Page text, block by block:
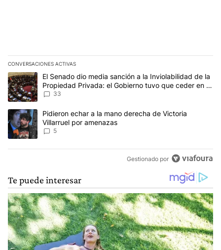
CONVERSACIONES ACTIVAS
Este listado muestra los artículos con más comentarios en los
Un artículo de tendencia con el título "El Senado dio media
El Senado dio media sanción a la Inviolabilidad de la
Propiedad Privada: el Gobierno tuvo que ceder en la
Ley del Manejo del Fuego
33
Un artículo de tendencia con el título "Pidieron echar a la mano
Pidieron echar a la mano derecha de Victoria
Villarruel por amenazas
5
Gestionado por